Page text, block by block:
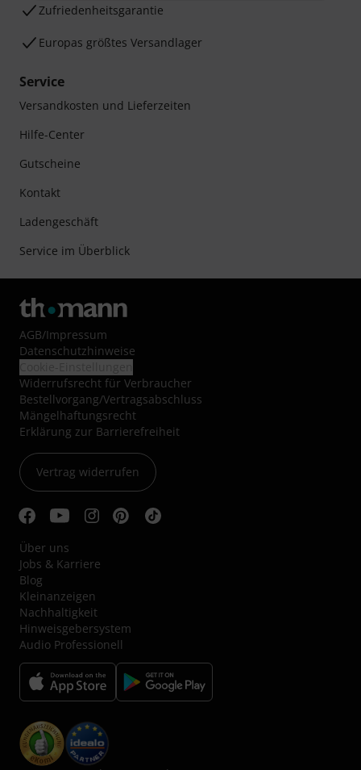
Zufriedenheitsgarantie
Europas größtes Versandlager
Service
Versandkosten und Lieferzeiten
Hilfe-Center
Gutscheine
Kontakt
Ladengeschäft
Service im Überblick
AGB/Impressum
Datenschutzhinweise
Widerrufsrecht für Verbraucher
Bestellvorgang/Vertragsabschluss
Mängelhaftungsrecht
Erklärung zur Barrierefreiheit
Vertrag widerrufen
Über uns
Jobs & Karriere
Blog
Kleinanzeigen
Nachhaltigkeit
Hinweisgebersystem
Audio Professionell